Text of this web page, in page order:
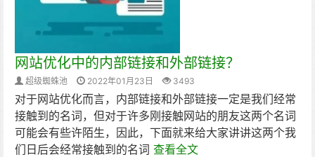
网站优化中的内部链接和外部链接？
超级蜘蛛池 2022年01月23日 3493
对于网站优化而言，内部链接和外部链接一定是我们经常
接触到的名词，但对于许多刚接触网站的朋友这两个名词
可能会有些许陌生，因此，下面就来给大家讲讲这两个我
们日后会经常接触到的名词 查看全文